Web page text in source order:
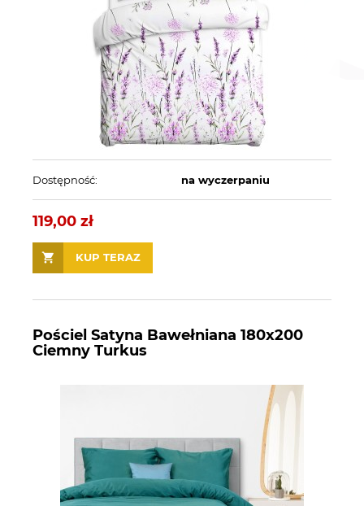
Dostępność: na wyczerpaniu
119,00 zł
KUP TERAZ
Pościel Satyna Bawełniana 180x200
Ciemny Turkus